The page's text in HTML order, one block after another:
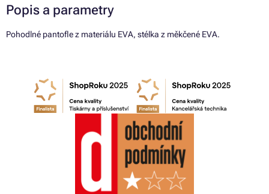
Popis a parametry
Pohodlné pantofle z materiálu EVA, stélka z měkčené EVA.